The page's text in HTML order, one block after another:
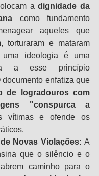
a dignidade da
como fundamento
aqueles que
torturaram e mataram
ideologia é uma
a esse princípio
documento enfatiza que
de logradouros com
"conspurca a
vítimas e ofende os
Novas Violações: A
que o silêncio e o